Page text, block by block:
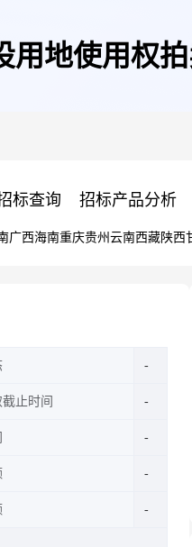
用地使用权
标查询 招标产品分析
广西海南重庆贵州 云南西藏陕西
止时间